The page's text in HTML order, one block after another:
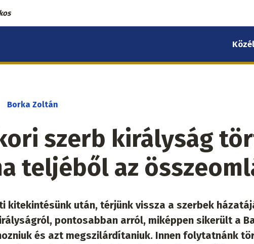
Borka Zoltán
szerb királyság
teljéből az
kitekintésünk után, térjünk vissza a szerbek
pontosabban arról, miképpen sikerült a
és azt megszilárdítaniuk. Innen folytatnánk